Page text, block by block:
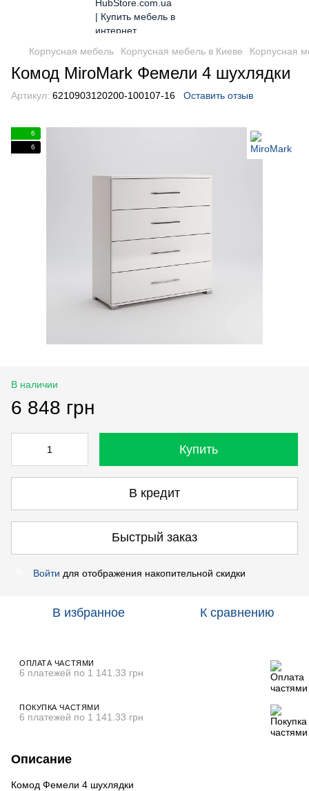
Корпусная мебель Корпусная мебель в Киеве Корпусная
Комод MiroMark Фемели 4 шухлядки
Артикул: 6210903120200-100107-16 Оставить отзыв
6
6
В наличии
6 848 грн
Купить
В кредит
Быстрый заказ
Войти для отображения накопительной скидки
В избранное К сравнению
ОПЛАТА ЧАСТЯМИ
6 платежей по 1 141.33 грн
ПОКУПКА ЧАСТЯМИ
6 платежей по 1 141.33 грн
Описание
Комод Фемели 4 шухлядки